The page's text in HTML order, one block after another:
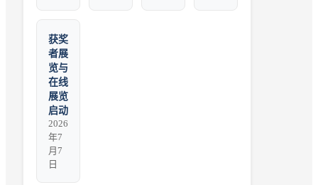
获奖
者展
览与
在线
展览
启动
2026
年7
月7
日